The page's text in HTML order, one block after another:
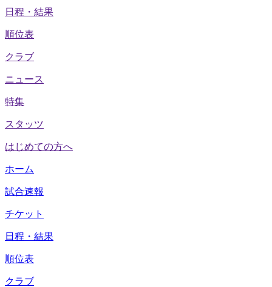
日程・結果
順位表
クラブ
ニュース
特集
スタッツ
はじめての方へ
ホーム
試合速報
チケット
日程・結果
順位表
クラブ